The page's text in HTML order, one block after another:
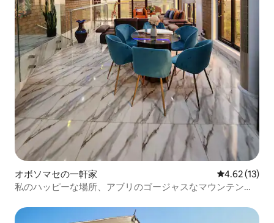
オボソマセの一軒家 レビュー13
4.62 (13)
私のハッピーな場所、アブリのゴージャスなマウンテンビ